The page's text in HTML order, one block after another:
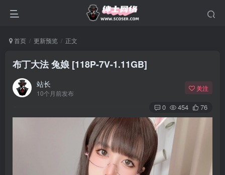
首页 更新预览 正文
布丁大法 兔娘 [118P-7V-1.11GB]
站长
10个月前发布
关注
0 454 76